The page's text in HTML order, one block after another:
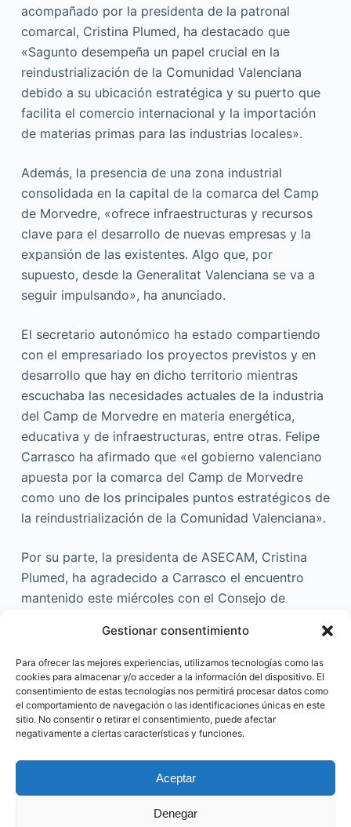
Gestionar consentimiento
Para ofrecer las mejores experiencias, utilizamos tecnologías como las
cookies para almacenar y/o acceder a la información del dispositivo. El
consentimiento de estas tecnologías nos permitirá procesar datos como
el comportamiento de navegación o las identificaciones únicas en este
sitio. No consentir o retirar el consentimiento, puede afectar
negativamente a ciertas características y funciones.
Aceptar
Denegar
acompañado por la presidenta de la patronal
comarcal, Cristina Plumed, ha destacado que
«Sagunto desempeña un papel crucial en la
reindustrialización de la Comunidad Valenciana
debido a su ubicación estratégica y su puerto que
facilita el comercio internacional y la importación
de materias primas para las industrias locales».
Además, la presencia de una zona industrial
consolidada en la capital de la comarca del Camp
de Morvedre, «ofrece infraestructuras y recursos
clave para el desarrollo de nuevas empresas y la
expansión de las existentes. Algo que, por
supuesto, desde la Generalitat Valenciana se va a
seguir impulsando», ha anunciado.
El secretario autonómico ha estado compartiendo
con el empresariado los proyectos previstos y en
desarrollo que hay en dicho territorio mientras
escuchaba las necesidades actuales de la industria
del Camp de Morvedre en materia energética,
educativa y de infraestructuras, entre otras. Felipe
Carrasco ha afirmado que «el gobierno valenciano
apuesta por la comarca del Camp de Morvedre
como uno de los principales puntos estratégicos de
la reindustrialización de la Comunidad Valenciana».
Por su parte, la presidenta de ASECAM, Cristina
Plumed, ha agradecido a Carrasco el encuentro
mantenido este miércoles con el Consejo de
haya tomado nota de las necesidades que le han
planteado los representantes de las grandes
empresas de la zona así como de las propuestas
que han lanzado para que sean estudiadas por la
administración autonómica.